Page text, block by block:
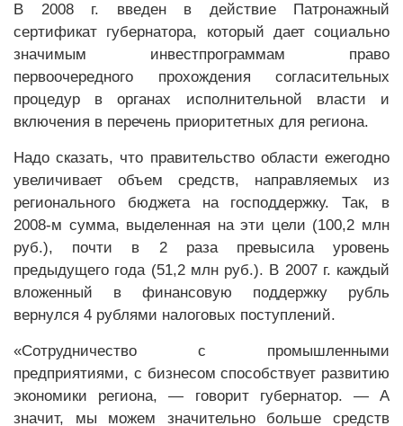
В 2008 г. введен в действие Патронажный
сертификат губернатора, который дает социально
значимым инвестпрограммам право
первоочередного прохождения согласительных
процедур в органах исполнительной власти и
включения в перечень приоритетных для региона.
Надо сказать, что правительство области ежегодно
увеличивает объем средств, направляемых из
регионального бюджета на господдержку. Так, в
2008-м сумма, выделенная на эти цели (100,2 млн
руб.), почти в 2 раза превысила уровень
предыдущего года (51,2 млн руб.). В 2007 г. каждый
вложенный в финансовую поддержку рубль
вернулся 4 рублями налоговых поступлений.
«Сотрудничество с промышленными
предприятиями, с бизнесом способствует развитию
экономики региона, — говорит губернатор. — А
значит, мы можем значительно больше средств